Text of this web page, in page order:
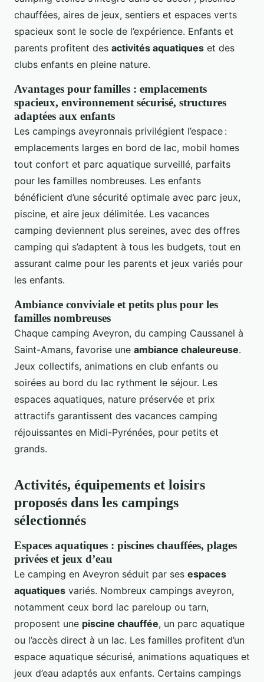
chauffées, aires de jeux, sentiers et espaces verts
spacieux sont le socle de l’expérience. Enfants et
parents profitent des activités aquatiques et des
clubs enfants en pleine nature.
Avantages pour familles : emplacements
spacieux, environnement sécurisé, structures
adaptées aux enfants
Les campings aveyronnais privilégient l’espace :
emplacements larges en bord de lac, mobil homes
tout confort et parc aquatique surveillé, parfaits
pour les familles nombreuses. Les enfants
bénéficient d’une sécurité optimale avec parc jeux,
piscine, et aire jeux délimitée. Les vacances
camping deviennent plus sereines, avec des offres
camping qui s’adaptent à tous les budgets, tout en
assurant calme pour les parents et jeux variés pour
les enfants.
Ambiance conviviale et petits plus pour les
familles nombreuses
Chaque camping Aveyron, du camping Caussanel à
Saint-Amans, favorise une ambiance chaleureuse.
Jeux collectifs, animations en club enfants ou
soirées au bord du lac rythment le séjour. Les
espaces aquatiques, nature préservée et prix
attractifs garantissent des vacances camping
réjouissantes en Midi-Pyrénées, pour petits et
grands.
Activités, équipements et loisirs
proposés dans les campings
sélectionnés
Espaces aquatiques : piscines chauffées, plages
privées et jeux d’eau
Le camping en Aveyron séduit par ses espaces
aquatiques variés. Nombreux campings aveyron,
notamment ceux bord lac pareloup ou tarn,
proposent une piscine chauffée, un parc aquatique
ou l’accès direct à un lac. Les familles profitent d’un
espace aquatique sécurisé, animations aquatiques et
jeux d’eau adaptés aux enfants. Certains campings